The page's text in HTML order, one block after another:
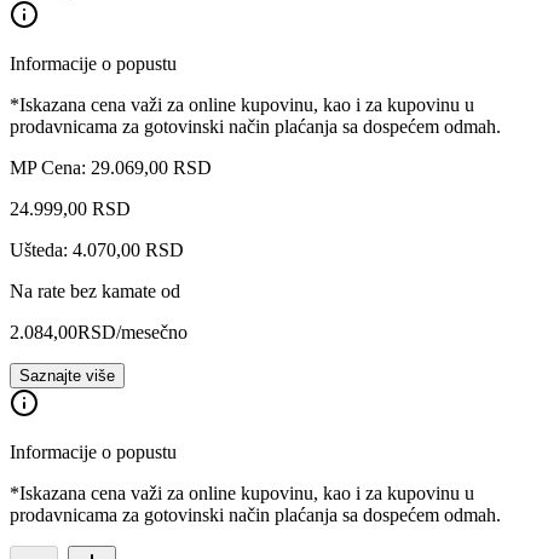
Informacije o popustu
*Iskazana cena važi za online kupovinu, kao i za kupovinu u
prodavnicama za gotovinski način plaćanja sa dospećem odmah.
MP Cena: 29.069,00 RSD
24.999,00 RSD
Ušteda: 4.070,00 RSD
Na rate bez kamate od
2.084,00RSD/mesečno
Saznajte više
Informacije o popustu
*Iskazana cena važi za online kupovinu, kao i za kupovinu u
prodavnicama za gotovinski način plaćanja sa dospećem odmah.